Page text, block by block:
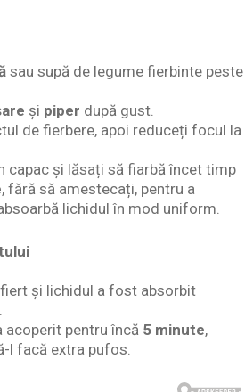
sau supă de legume fierbinte peste
și piper după gust.
de fierbere, apoi reduceți focul la
capac și lăsați să fiarbă încet timp
, fără să amestecați, pentru a
lichidul în mod uniform.
și lichidul a fost absorbit
acoperit pentru încă 5 minute,
l facă extra pufos.